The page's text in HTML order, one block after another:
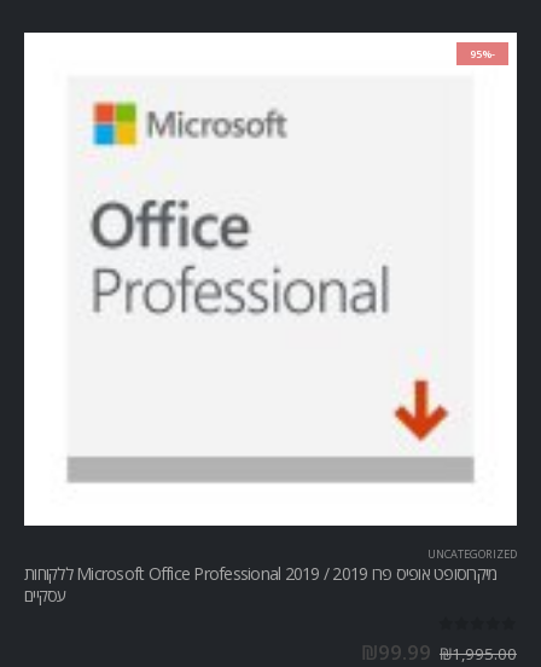
-95%
UNCATEGORIZED
מיקרוסופט אופיס פרו Microsoft Office Professional 2019 / 2019 ללקוחות
עסקיים
₪1,995.00
₪99.99